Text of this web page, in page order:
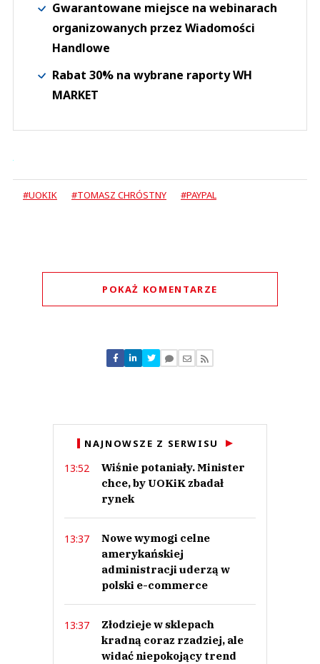
Gwarantowane miejsce na webinarach
organizowanych przez Wiadomości
Handlowe
Rabat 30% na wybrane raporty WH
MARKET
#UOKIK #TOMASZ CHRÓSTNY #PAYPAL
POKAŻ KOMENTARZE
Nie znaleziono komentarzy
Zostaw swoje komentarze
NAJNOWSZE Z SERWISU
13:52
Wiśnie potaniały. Minister
chce, by UOKiK zbadał
rynek
13:37
Nowe wymogi celne
amerykańskiej
administracji uderzą w
polski e-commerce
13:37
Złodzieje w sklepach
kradną coraz rzadziej, ale
widać niepokojący trend